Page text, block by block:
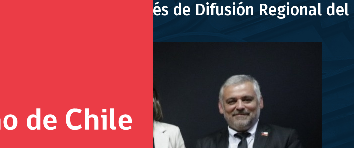
de los Comités de Difusión Regional del
del Biobio